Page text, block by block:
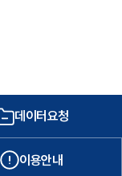
데이터요청
이용안내